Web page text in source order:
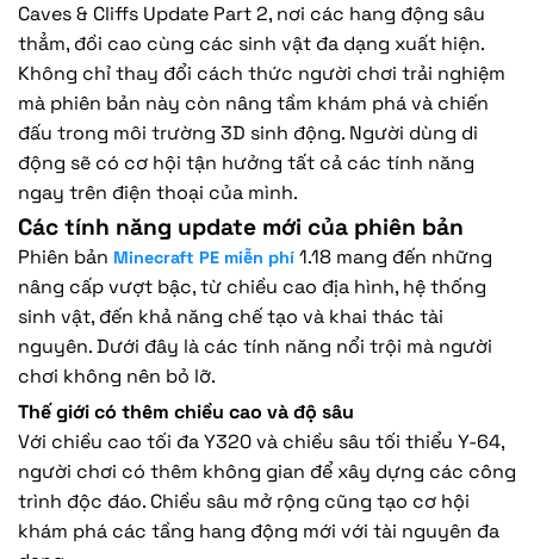
Caves & Cliffs Update Part 2, nơi các hang động sâu
thẳm, đồi cao cùng các sinh vật đa dạng xuất hiện.
Không chỉ thay đổi cách thức người chơi trải nghiệm
mà phiên bản này còn nâng tầm khám phá và chiến
đấu trong môi trường 3D sinh động. Người dùng di
động sẽ có cơ hội tận hưởng tất cả các tính năng
ngay trên điện thoại của mình.
Các tính năng update mới của phiên bản
Phiên bản Minecraft PE miễn phí 1.18 mang đến những
nâng cấp vượt bậc, từ chiều cao địa hình, hệ thống
sinh vật, đến khả năng chế tạo và khai thác tài
nguyên. Dưới đây là các tính năng nổi trội mà người
chơi không nên bỏ lỡ.
Thế giới có thêm chiều cao và độ sâu
Với chiều cao tối đa Y320 và chiều sâu tối thiểu Y-64,
người chơi có thêm không gian để xây dựng các công
trình độc đáo. Chiều sâu mở rộng cũng tạo cơ hội
khám phá các tầng hang động mới với tài nguyên đa